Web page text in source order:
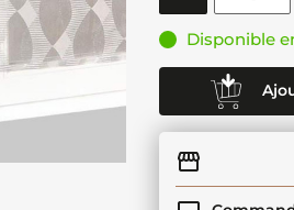
Disponible